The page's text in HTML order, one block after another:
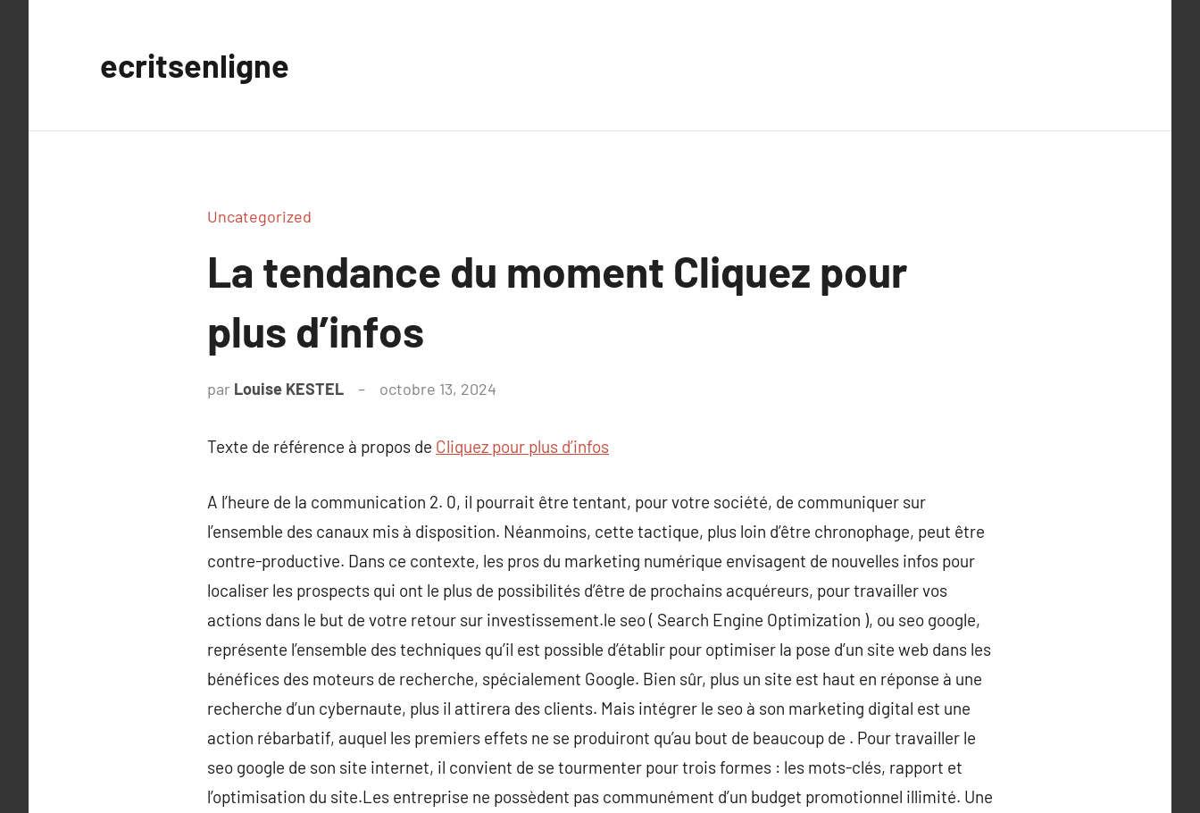
ecritsenligne
Uncategorized
La tendance du moment Cliquez pour
plus d’infos
par Louise KESTEL octobre 13, 2024
Texte de référence à propos de Cliquez pour plus d’infos
A l’heure de la communication 2. 0, il pourrait être tentant, pour votre société, de communiquer sur
l’ensemble des canaux mis à disposition. Néanmoins, cette tactique, plus loin d’être chronophage, peut être
contre-productive. Dans ce contexte, les pros du marketing numérique envisagent de nouvelles infos pour
localiser les prospects qui ont le plus de possibilités d’être de prochains acquéreurs, pour travailler vos
actions dans le but de votre retour sur investissement.le seo ( Search Engine Optimization ), ou seo google,
représente l’ensemble des techniques qu’il est possible d’établir pour optimiser la pose d’un site web dans les
bénéfices des moteurs de recherche, spécialement Google. Bien sûr, plus un site est haut en réponse à une
recherche d’un cybernaute, plus il attirera des clients. Mais intégrer le seo à son marketing digital est une
action rébarbatif, auquel les premiers effets ne se produiront qu’au bout de beaucoup de . Pour travailler le
seo google de son site internet, il convient de se tourmenter pour trois formes : les mots-clés, rapport et
l’optimisation du site.Les entreprise ne possèdent pas communément d’un budget promotionnel illimité. Une